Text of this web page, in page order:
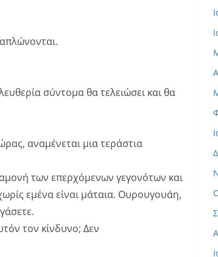
σύντομα θα τελειώσει και θα
αναμένεται μια τεράστια
των επερχόμενων γεγονότων και
εμένα είναι μάταια. Ουρουγουάη,
τον κίνδυνο; Δεν